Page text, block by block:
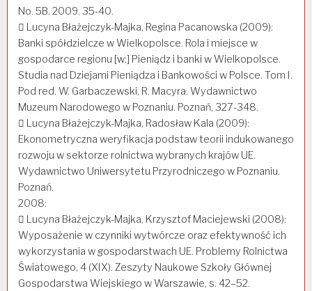
No. 5B. 2009. 35-40.
 Lucyna Błażejczyk-Majka, Regina Pacanowska (2009):
Banki spółdzielcze w Wielkopolsce. Rola i miejsce w
gospodarce regionu [w:] Pieniądz i banki w Wielkopolsce.
Studia nad Dziejami Pieniądza i Bankowości w Polsce. Tom I.
Pod red. W. Garbaczewski, R. Macyra. Wydawnictwo
Muzeum Narodowego w Poznaniu. Poznań, 327-348.
 Lucyna Błażejczyk-Majka, Radosław Kala (2009):
Ekonometryczna weryfikacja podstaw teorii indukowanego
rozwoju w sektorze rolnictwa wybranych krajów UE.
Wydawnictwo Uniwersytetu Przyrodniczego w Poznaniu.
Poznań.
2008:
 Lucyna Błażejczyk-Majka, Krzysztof Maciejewski (2008):
Wyposażenie w czynniki wytwórcze oraz efektywność ich
wykorzystania w gospodarstwach UE. Problemy Rolnictwa
Światowego, 4 (XIX). Zeszyty Naukowe Szkoły Głównej
Gospodarstwa Wiejskiego w Warszawie, s. 42–52.